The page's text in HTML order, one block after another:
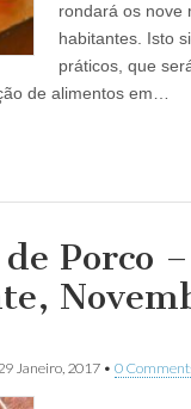
rondará os nove
habitantes. Isto
práticos, que
de alimentos em…
Porco
Janeiro, 2017 • 0